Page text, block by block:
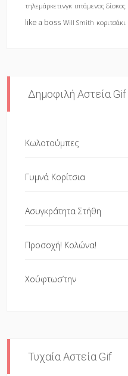
τηλεμάρκετινγκ ιπτάμενος δίσκος
like a boss Will Smith κοριτσάκι
Δημοφιλή Αστεία Gif
Κωλοτούμπες
Γυμνά Κορίτσια
Ασυγκράτητα Στήθη
Προσοχή! Κολώνα!
Χούφτωσ’την
Τυχαία Αστεία Gif